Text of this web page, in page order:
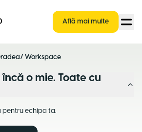
Află mai multe
/ Workspace
o mie. Toate cu
echipa ta.